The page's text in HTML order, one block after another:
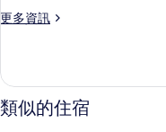
房
所
有
相
更多資訊
更
雙
人
房
類似的住宿